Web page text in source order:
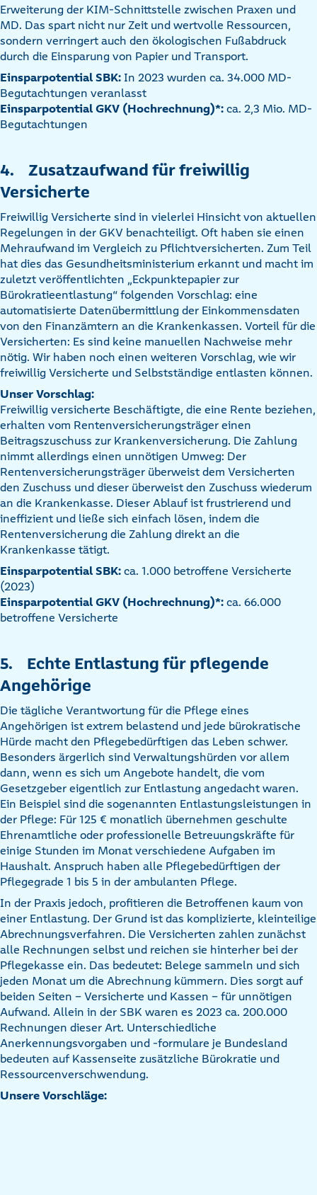
Erweiterung der KIM-Schnittstelle zwischen Praxen und
MD. Das spart nicht nur Zeit und wertvolle Ressourcen,
sondern verringert auch den ökologischen Fußabdruck
durch die Einsparung von Papier und Transport.
Einsparpotential SBK: In 2023 wurden ca. 34.000 MD-
Begutachtungen veranlasst
Einsparpotential GKV (Hochrechnung)*: ca. 2,3 Mio. MD-
Begutachtungen
4. Zusatzaufwand für freiwillig
Versicherte
Freiwillig Versicherte sind in vielerlei Hinsicht von aktuellen
Regelungen in der GKV benachteiligt. Oft haben sie einen
Mehraufwand im Vergleich zu Pflichtversicherten. Zum Teil
hat dies das Gesundheitsministerium erkannt und macht im
zuletzt veröffentlichten „Eckpunktepapier zur
Bürokratieentlastung“ folgenden Vorschlag: eine
automatisierte Datenübermittlung der Einkommensdaten
von den Finanzämtern an die Krankenkassen. Vorteil für die
Versicherten: Es sind keine manuellen Nachweise mehr
nötig. Wir haben noch einen weiteren Vorschlag, wie wir
freiwillig Versicherte und Selbstständige entlasten können.
Unser Vorschlag:
Freiwillig versicherte Beschäftigte, die eine Rente beziehen,
erhalten vom Rentenversicherungsträger einen
Beitragszuschuss zur Krankenversicherung. Die Zahlung
nimmt allerdings einen unnötigen Umweg: Der
Rentenversicherungsträger überweist dem Versicherten
den Zuschuss und dieser überweist den Zuschuss wiederum
an die Krankenkasse. Dieser Ablauf ist frustrierend und
ineffizient und ließe sich einfach lösen, indem die
Rentenversicherung die Zahlung direkt an die
Krankenkasse tätigt.
Einsparpotential SBK: ca. 1.000 betroffene Versicherte
(2023)
Einsparpotential GKV (Hochrechnung)*: ca. 66.000
betroffene Versicherte
5. Echte Entlastung für pflegende
Angehörige
Die tägliche Verantwortung für die Pflege eines
Angehörigen ist extrem belastend und jede bürokratische
Hürde macht den Pflegebedürftigen das Leben schwer.
Besonders ärgerlich sind Verwaltungshürden vor allem
dann, wenn es sich um Angebote handelt, die vom
Gesetzgeber eigentlich zur Entlastung angedacht waren.
Ein Beispiel sind die sogenannten Entlastungsleistungen in
der Pflege: Für 125 € monatlich übernehmen geschulte
Ehrenamtliche oder professionelle Betreuungskräfte für
einige Stunden im Monat verschiedene Aufgaben im
Haushalt. Anspruch haben alle Pflegebedürftigen der
Pflegegrade 1 bis 5 in der ambulanten Pflege.
In der Praxis jedoch, profitieren die Betroffenen kaum von
einer Entlastung. Der Grund ist das komplizierte, kleinteilige
Abrechnungsverfahren. Die Versicherten zahlen zunächst
alle Rechnungen selbst und reichen sie hinterher bei der
Pflegekasse ein. Das bedeutet: Belege sammeln und sich
jeden Monat um die Abrechnung kümmern. Dies sorgt auf
beiden Seiten – Versicherte und Kassen – für unnötigen
Aufwand. Allein in der SBK waren es 2023 ca. 200.000
Rechnungen dieser Art. Unterschiedliche
Anerkennungsvorgaben und -formulare je Bundesland
bedeuten auf Kassenseite zusätzliche Bürokratie und
Ressourcenverschwendung.
Unsere Vorschläge: